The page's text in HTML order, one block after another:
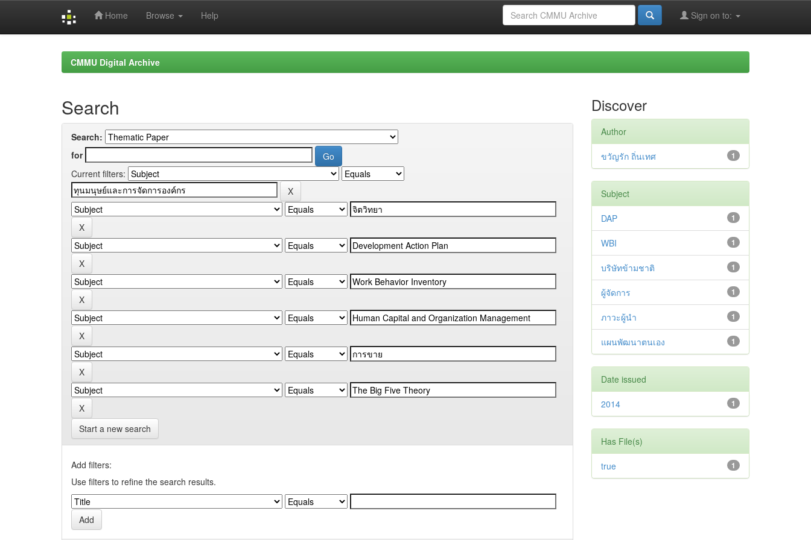
Home Browse Help Sign on to:
CMMU Digital Archive
Search
Search:
for
Current filters:
Start a new search
Add filters:
Use filters to refine the search results.
Discover
Author
1
ขวัญรัก ถิ่นเทศ
Subject
1
DAP
1
WBI
1
บริษัทข้ามชาติ
1
ผู้จัดการ
1
ภาวะผู้นำ
1
แผนพัฒนาตนเอง
Date issued
1
2014
Has File(s)
1
true